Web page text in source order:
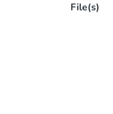
File(s)